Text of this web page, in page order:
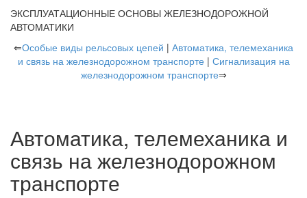
ЭКСПЛУАТАЦИОННЫЕ ОСНОВЫ ЖЕЛЕЗНОДОРОЖНОЙ
АВТОМАТИКИ
⇐Особые виды рельсовых цепей | Автоматика, телемеханика
и связь на железнодорожном транспорте | Сигнализация на
железнодорожном транспорте⇒
Автоматика, телемеханика и
связь на железнодорожном
транспорте